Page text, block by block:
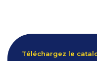
Téléchargez le